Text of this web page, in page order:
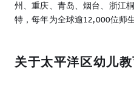
州、重庆、青岛、烟台、浙江
特，每年为全球逾12,000位师
关于太平洋区幼儿